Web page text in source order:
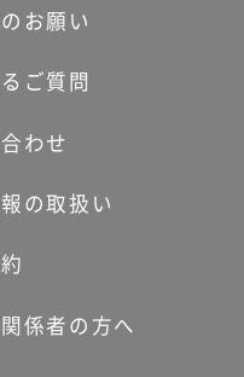
お願い
ご質問
わせ
の取扱い
係者の方へ